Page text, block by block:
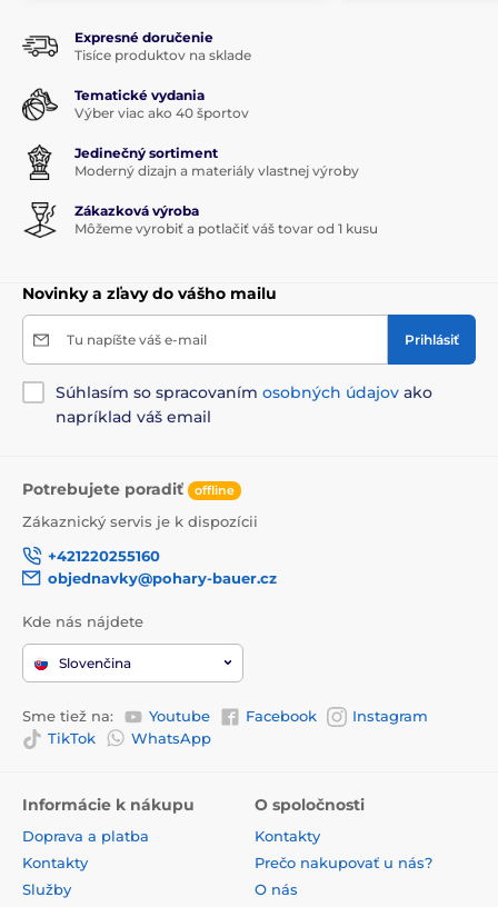
Expresné doručenie
Tisíce produktov na sklade
Tematické vydania
Výber viac ako 40 športov
Jedinečný sortiment
Moderný dizajn a materiály vlastnej výroby
Zákazková výroba
Môžeme vyrobiť a potlačiť váš tovar od 1 kusu
Novinky a zľavy do vášho mailu
Tu napíšte váš e-mail Prihlásiť
Súhlasím so spracovaním osobných údajov ako
napríklad váš email
Potrebujete poradiť offline
Zákaznický servis je k dispozícii
+421220255160
objednavky@pohary-bauer.cz
Kde nás nájdete
Slovenčina
Sme tiež na: Youtube Facebook
Instagram
TikTok
WhatsApp
Informácie k nákupu
Doprava a platba
Kontakty
Služby
O spoločnosti
Kontakty
Prečo nakupovať u nás?
O nás